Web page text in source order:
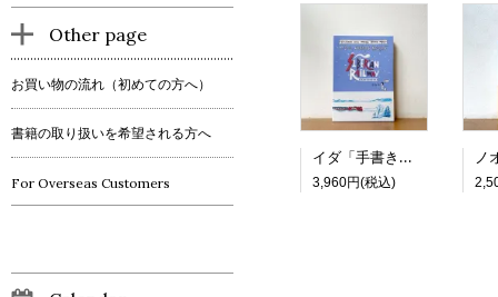
イダ「手書き：シベリア横断鉄道の旅」
3,960円(税込)
Other page
お買い物の流れ（初めての方へ）
書籍の取り扱いを希望される方へ
For Overseas Customers